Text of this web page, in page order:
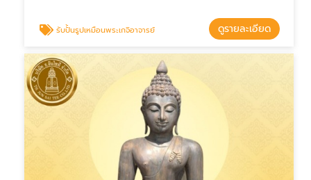
รับปั้นรูปเหมือนพระเกจิอาจารย์ ดูรายละเอียด